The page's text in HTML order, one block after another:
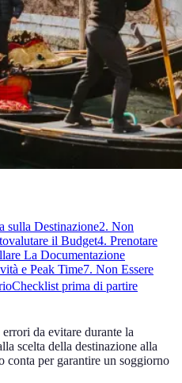
sulla Destinazione2. Non
il Budget4. Prenotare
La Documentazione
e Peak Time7. Non Essere
Checklist prima di partire
da evitare durante la
scelta della destinazione alla
conta per garantire un soggiorno